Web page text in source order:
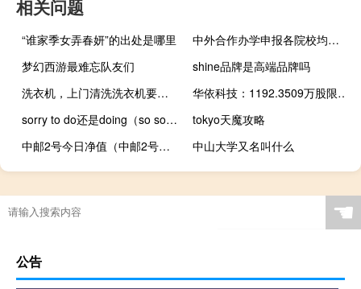
相关问题
“谁家季女弄春妍”的出处是哪里
中外合作办学申报各院校均不用进行联考吗
梦幻西游最难忘队友们
shine品牌是高端品牌吗
洗衣机，上门清洗洗衣机要多少钱
华依科技：1192.3509万股限售股10月27日起上市流通
sorry to do还是doing（so sorry to trouble you）
tokyo天魔攻略
中邮2号今日净值（中邮2号基金净值查询）
中山大学又名叫什么
☚
公告